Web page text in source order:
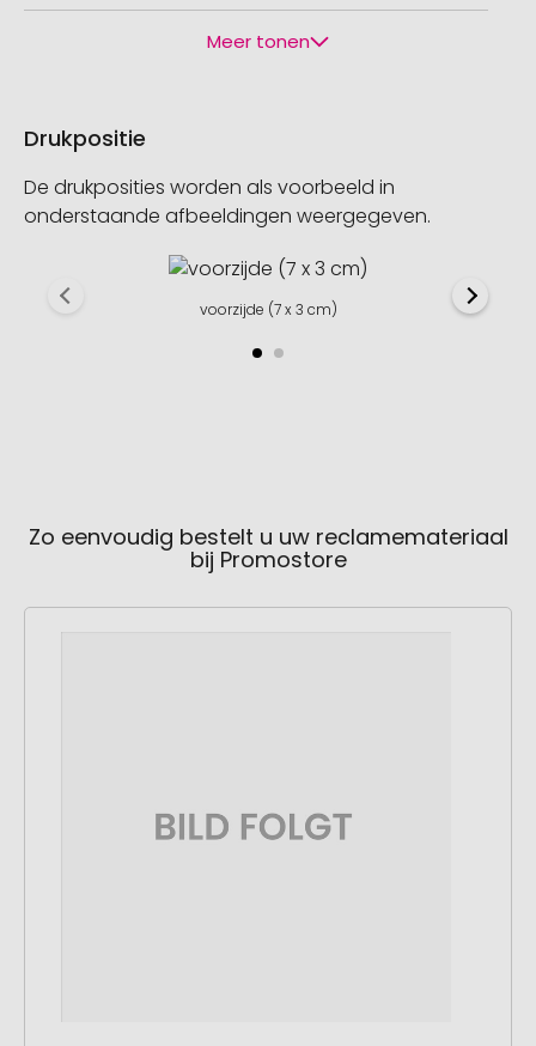
Meer tonen
Drukpositie
De drukposities worden als voorbeeld in
onderstaande afbeeldingen weergegeven.
voorzijde (7 x 3 cm)
Zo eenvoudig bestelt u uw reclamemateriaal
bij Promostore